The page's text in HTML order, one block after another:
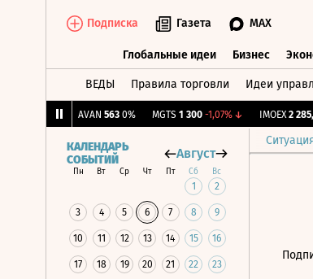
Подписка Газета MAX
Глобальные идеи Бизнес
ВЕДЫ Правила торговли Идеи
AVAN 563 0% MGTS 1 300 -1,07%↓ IMOEX 2
КАЛЕНДАРЬ
СОБЫТИЙ
Август
Пн Вт Ср Чт Пт Сб Вс
1 2
3 4 5 6 7 8 9
10 11 12 13 14 15 16
17 18 19 20 21 22 23